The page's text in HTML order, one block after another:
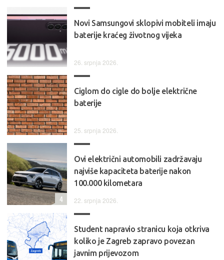
Novi Samsungovi sklopivi mobiteli imaju
baterije kraćeg životnog vijeka
26. srpnja 2026.
Ciglom do cigle do bolje električne
baterije
25. srpnja 2026.
Ovi električni automobili zadržavaju
najviše kapaciteta baterije nakon
100.000 kilometara
22. srpnja 2026.
4
Student napravio stranicu koja otkriva
koliko je Zagreb zapravo povezan
javnim prijevozom